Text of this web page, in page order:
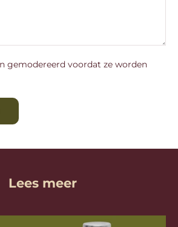
gemodereerd voordat ze worden
Lees meer